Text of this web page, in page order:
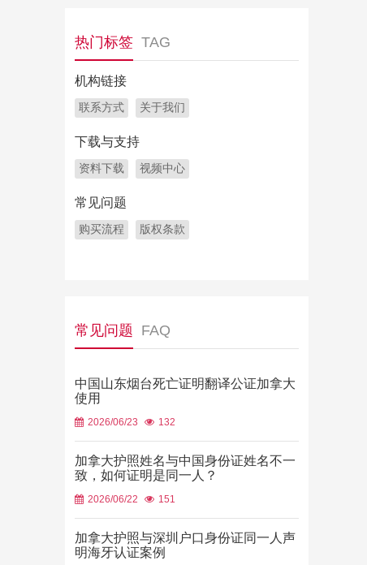
热门标签 TAG
机构链接
联系方式 关于我们
下载与支持
资料下载 视频中心
常见问题
购买流程 版权条款
常见问题 FAQ
中国山东烟台死亡证明翻译公证加拿大
使用
2026/06/23 132
加拿大护照姓名与中国身份证姓名不一
致，如何证明是同一人？
2026/06/22 151
加拿大护照与深圳户口身份证同一人声
明海牙认证案例